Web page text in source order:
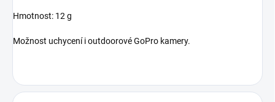
Hmotnost: 12 g
Možnost uchycení i outdoorové GoPro kamery.